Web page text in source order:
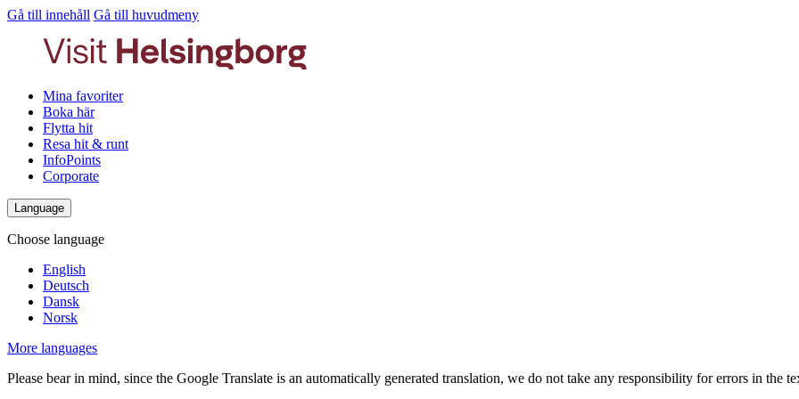
Gå till innehåll Gå till huvudmeny
Mina favoriter
Boka här
Flytta hit
Resa hit & runt
InfoPoints
Corporate
Language
Choose language
English
Deutsch
Dansk
Norsk
More languages
Please bear in mind, since the Google Translate is an automatically generated translation, we do not take any responsibility for errors in the